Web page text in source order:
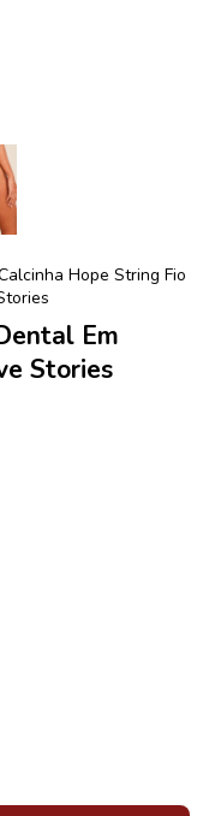
Hope String Fio
Em
Stories